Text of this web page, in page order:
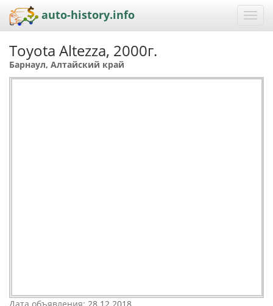
auto-history.info
Toyota Altezza, 2000г.
Барнаул, Алтайский край